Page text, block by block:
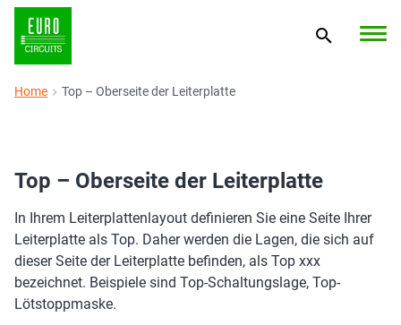
Home Top – Oberseite der Leiterplatte
Top – Oberseite der Leiterplatte
In Ihrem Leiterplattenlayout definieren Sie eine Seite Ihrer
Leiterplatte als Top. Daher werden die Lagen, die sich auf
dieser Seite der Leiterplatte befinden, als Top xxx
bezeichnet. Beispiele sind Top-Schaltungslage, Top-
Lötstoppmaske.